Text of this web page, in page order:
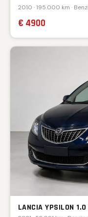
2010 · 195.000 km ·
€ 4900
LANCIA YPSILON